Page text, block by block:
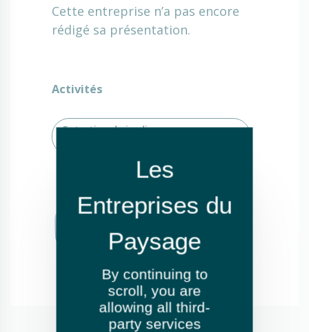
Cette entreprise n’a pas encore
rédigé sa présentation.
Activités
Entretien de jardins ou espaces
By continuing to
scroll, you are
allowing all third-
party services